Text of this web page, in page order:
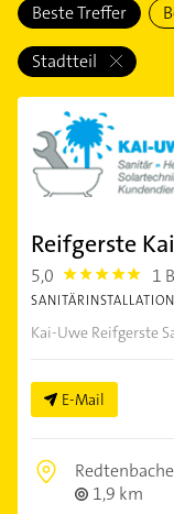
Beste Treffer
Stadtteil
Reifgerste
5,0 5.0 1
Kai-Uwe Reifgerste
E-Mail
1,9 km